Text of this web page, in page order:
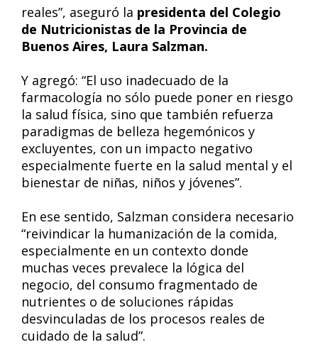
reales”, aseguró la presidenta del Colegio
de Nutricionistas de la Provincia de
Buenos Aires, Laura Salzman.
Y agregó: “El uso inadecuado de la
farmacología no sólo puede poner en riesgo
la salud física, sino que también refuerza
paradigmas de belleza hegemónicos y
excluyentes, con un impacto negativo
especialmente fuerte en la salud mental y el
bienestar de niñas, niños y jóvenes”.
En ese sentido, Salzman considera necesario
“reivindicar la humanización de la comida,
especialmente en un contexto donde
muchas veces prevalece la lógica del
negocio, del consumo fragmentado de
nutrientes o de soluciones rápidas
desvinculadas de los procesos reales de
cuidado de la salud”.